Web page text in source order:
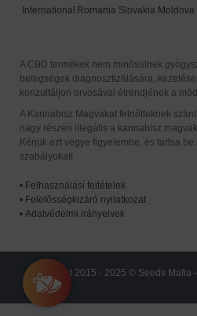
International Romania Slovakia Moldova
A CBD termékek nem minősülnek
betegségek diagnosztizálására,
konzultáljon orvosával étrendjének a
A Kannabisz Magvakat felnőtteknek
nagy részén illegális a kannabisz
Kérjük ezt vegye figyelembe, és tartsa
szabályokat!
• Felhasználási feltételek
• Felelősségkizáró nyilatkozat
• Adatvédelmi irányelvek
Copyright 2015 - 2025 © Seeds Mafia